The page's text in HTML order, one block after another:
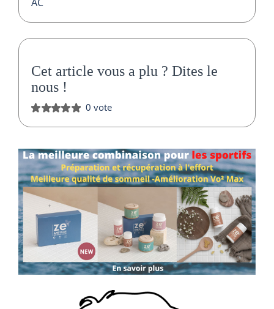
Cet article vous a plu ? Dites le
nous !
0 vote